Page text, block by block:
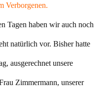
Verborgenen.
Tagen haben wir auch noch
natürlich vor. Bisher hatte
ausgerechnet unsere
Zimmermann, unserer